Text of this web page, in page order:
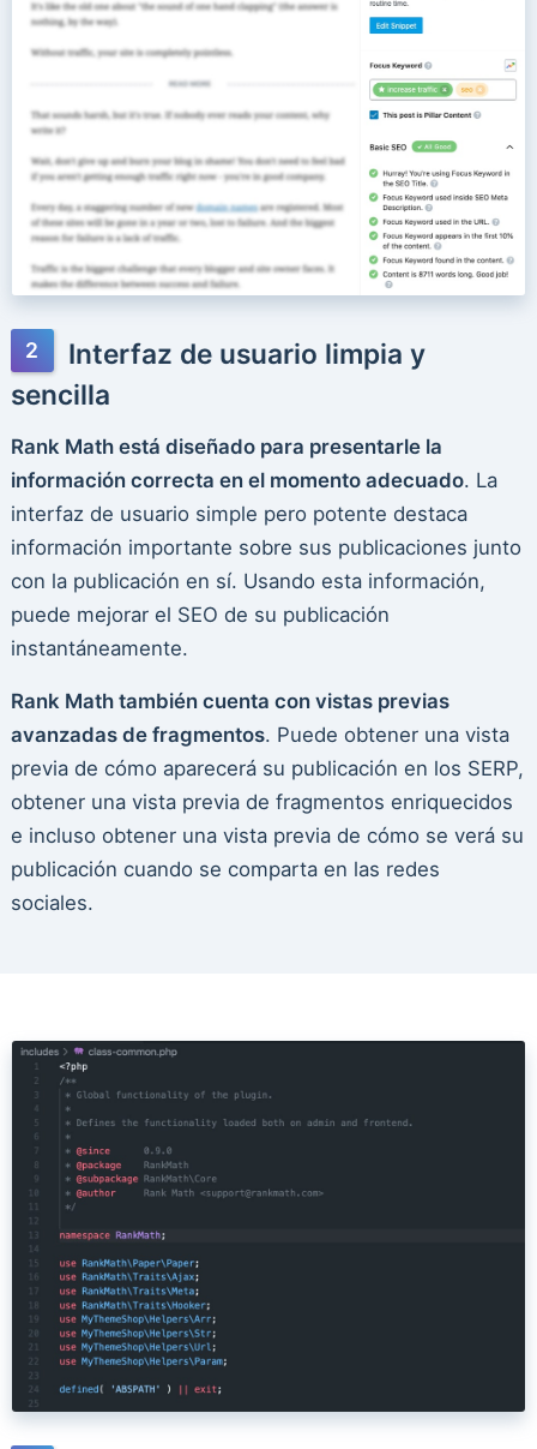
Interfaz de usuario limpia y
sencilla
Rank Math está diseñado para presentarle la
información correcta en el momento adecuado. La
interfaz de usuario simple pero potente destaca
información importante sobre sus publicaciones junto
con la publicación en sí. Usando esta información,
puede mejorar el SEO de su publicación
instantáneamente.
Rank Math también cuenta con vistas previas
avanzadas de fragmentos. Puede obtener una vista
previa de cómo aparecerá su publicación en los SERP,
obtener una vista previa de fragmentos enriquecidos
e incluso obtener una vista previa de cómo se verá su
publicación cuando se comparta en las redes
sociales.